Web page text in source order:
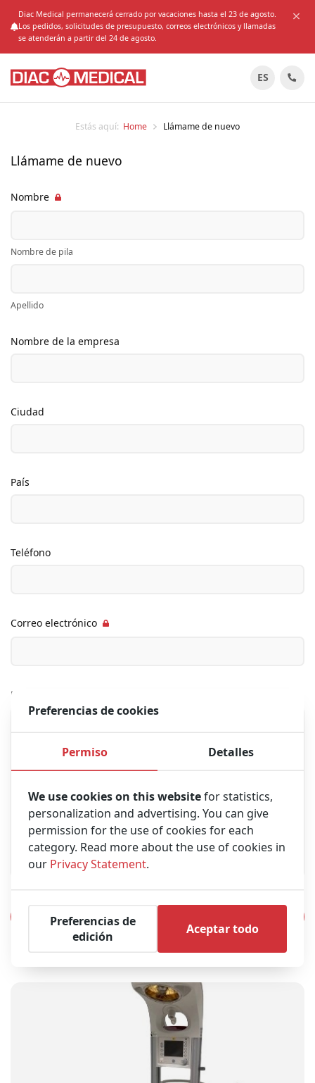
Diac Medical permanecerá cerrado por vacaciones hasta el 23 de agosto.
Los pedidos, solicitudes de presupuesto, correos electrónicos y llamadas
se atenderán a partir del 24 de agosto.
ES
Estás aquí: Home Llámame de nuevo
Llámame de nuevo
Nombre
Nombre de pila
Apellido
Nombre de la empresa
Ciudad
País
Teléfono
Correo electrónico
Mensaje
Preferencias de cookies
Permiso Detalles
We use cookies on this websitefor statistics,
personalization and advertising. You can give
permission for the use of cookies for each
category. Read more about the use of cookies in
our Privacy Statement.
Preferencias de
edición
Aceptar todo